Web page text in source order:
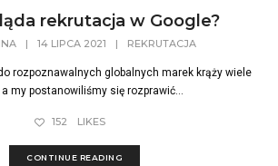
rekrutacja w Google?
| 14 LIPCA 2021 | REKRUTACJA
rozpoznawalnych globalnych marek krąży wiele
my postanowiliśmy się rozprawić...
152 LIKES
CONTINUE READING